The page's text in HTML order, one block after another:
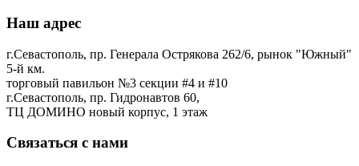
Наш адрес
г.Севастополь, пр. Генерала Острякова 262/6, рынок "Южный"
5-й км.
торговый павильон №3 секции #4 и #10
г.Севастополь, пр. Гидронавтов 60,
ТЦ ДОМИНО новый корпус, 1 этаж
Связаться с нами